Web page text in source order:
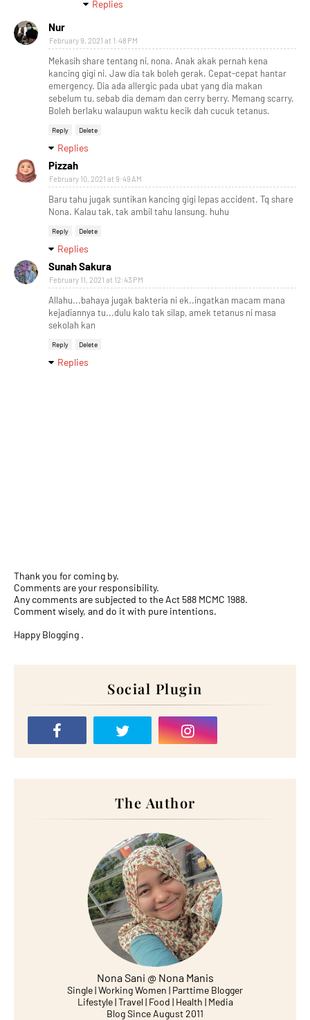
Replies
Nur
February 9, 2021 at 1:48 PM
Mekasih share tentang ni, nona. Anak akak pernah kena
kancing gigi ni. Jaw dia tak boleh gerak. Cepat-cepat hantar
emergency. Dia ada allergic pada ubat yang dia makan
sebelum tu, sebab dia demam dan cerry berry. Memang scarry.
Boleh berlaku walaupun waktu kecik dah cucuk tetanus.
Reply Delete
Replies
Pizzah
February 10, 2021 at 9:49 AM
Baru tahu jugak suntikan kancing gigi lepas accident. Tq share
Nona. Kalau tak, tak ambil tahu lansung. huhu
Reply Delete
Replies
Sunah Sakura
February 11, 2021 at 12:43 PM
Allahu...bahaya jugak bakteria ni ek..ingatkan macam mana
kejadiannya tu...dulu kalo tak silap, amek tetanus ni masa
sekolah kan
Reply Delete
Replies
Thank you for coming by.
Comments are your responsibility.
Any comments are subjected to the Act 588 MCMC 1988.
Comment wisely, and do it with pure intentions.
Happy Blogging .
Social Plugin
The Author
Nona Sani @ Nona Manis
Single | Working Women | Parttime Blogger
Lifestyle | Travel | Food | Health | Media
Blog Since August 2011